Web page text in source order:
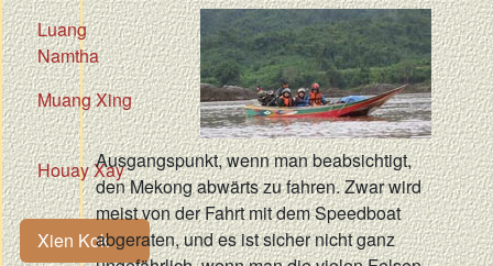
Luang
Namtha
Muang Xing
Houay Xay
Xien Kok
Ausgangspunkt, wenn man beabsichtigt,
den Mekong abwärts zu fahren. Zwar wird
meist von der Fahrt mit dem Speedboat
abgeraten, und es ist sicher nicht ganz